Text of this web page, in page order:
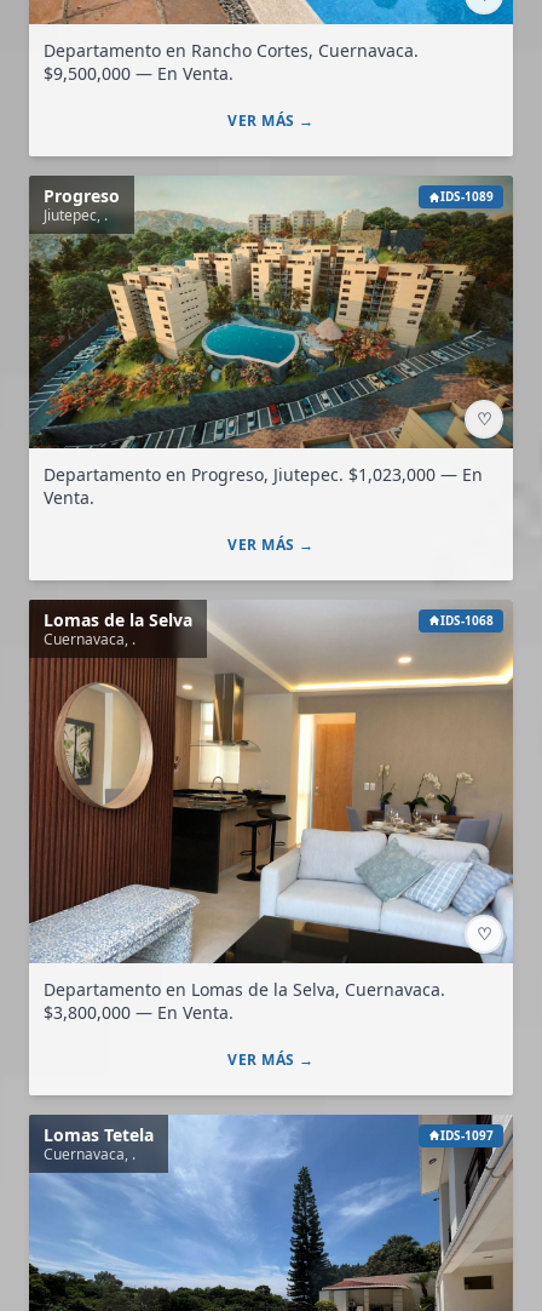
Departamento en Rancho Cortes, Cuernavaca.
$9,500,000 — En Venta.
VER MÁS →
Progreso
Jiutepec, .
IDS-1089
♡
Departamento en Progreso, Jiutepec. $1,023,000 — En
Venta.
VER MÁS →
Lomas de la Selva
Cuernavaca, .
IDS-1068
♡
Departamento en Lomas de la Selva, Cuernavaca.
$3,800,000 — En Venta.
VER MÁS →
Lomas Tetela
Cuernavaca, .
IDS-1097